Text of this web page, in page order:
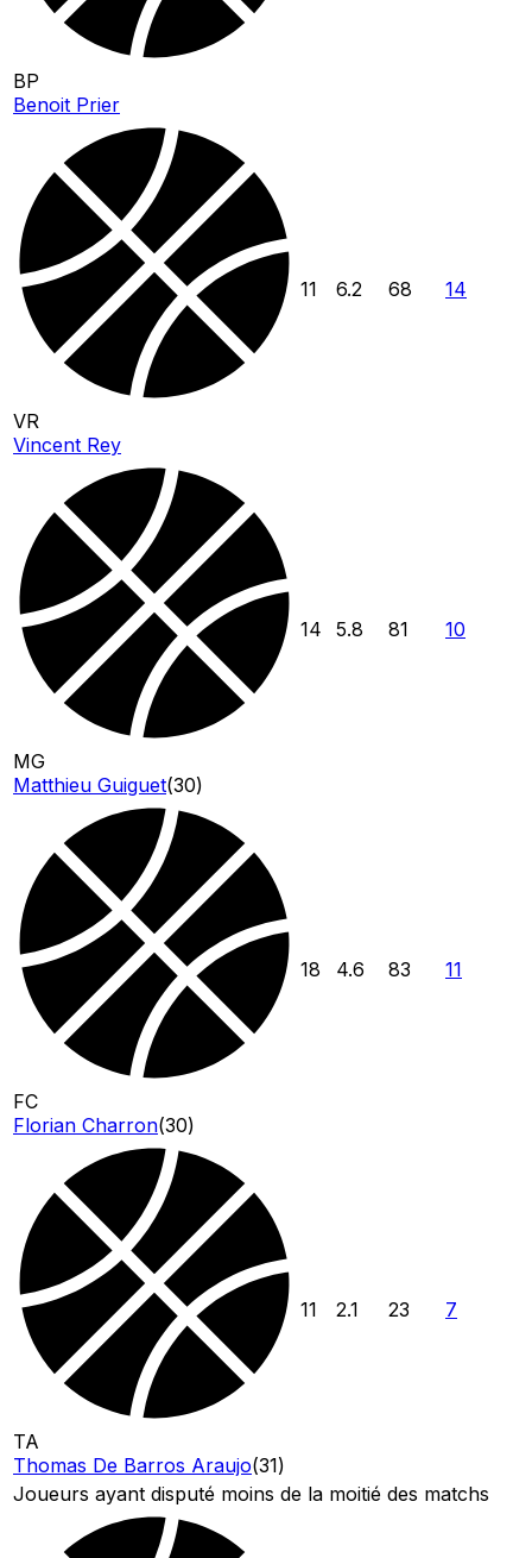
BP
Benoit Prier
VR
Vincent Rey
11 6.2 68 14
MG
Matthieu Guiguet(30)
14 5.8 81 10
FC
Florian Charron(30)
18 4.6 83 11
TA
Thomas De Barros Araujo(31)
11 2.1 23 7
Joueurs ayant disputé moins de la moitié des matchs